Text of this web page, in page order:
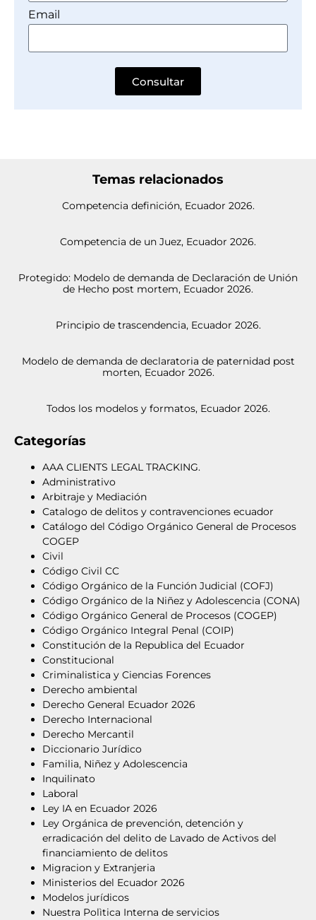
Email
Consultar
Temas relacionados
Competencia definición, Ecuador 2026.
Competencia de un Juez, Ecuador 2026.
Protegido: Modelo de demanda de Declaración de Unión
de Hecho post mortem, Ecuador 2026.
Principio de trascendencia, Ecuador 2026.
Modelo de demanda de declaratoria de paternidad post
morten, Ecuador 2026.
Todos los modelos y formatos, Ecuador 2026.
Categorías
AAA CLIENTS LEGAL TRACKING.
Administrativo
Arbitraje y Mediación
Catalogo de delitos y contravenciones ecuador
Catálogo del Código Orgánico General de Procesos
COGEP
Civil
Código Civil CC
Código Orgánico de la Función Judicial (COFJ)
Código Orgánico de la Niñez y Adolescencia (CONA)
Código Orgánico General de Procesos (COGEP)
Código Orgánico Integral Penal (COIP)
Constitución de la Republica del Ecuador
Constitucional
Criminalistica y Ciencias Forences
Derecho ambiental
Derecho General Ecuador 2026
Derecho Internacional
Derecho Mercantil
Diccionario Jurídico
Familia, Niñez y Adolescencia
Inquilinato
Laboral
Ley IA en Ecuador 2026
Ley Orgánica de prevención, detención y
erradicación del delito de Lavado de Activos del
financiamiento de delitos
Migracion y Extranjeria
Ministerios del Ecuador 2026
Modelos jurídicos
Nuestra Polìtica Interna de servicios